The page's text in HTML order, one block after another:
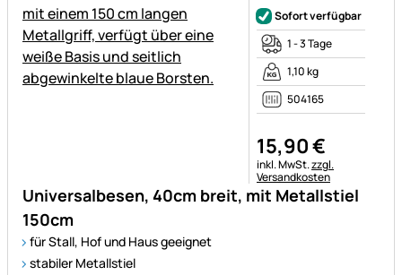
Universalbesen, 40cm breit, mit Metallstiel
150cm
für Stall, Hof und Haus geeignet
stabiler Metallstiel
Sofort verfügbar
1 - 3 Tage
1,10 kg
504165
15,90€
Steuerhinweis:
inkl. MwSt.zzgl.
Versandkosten